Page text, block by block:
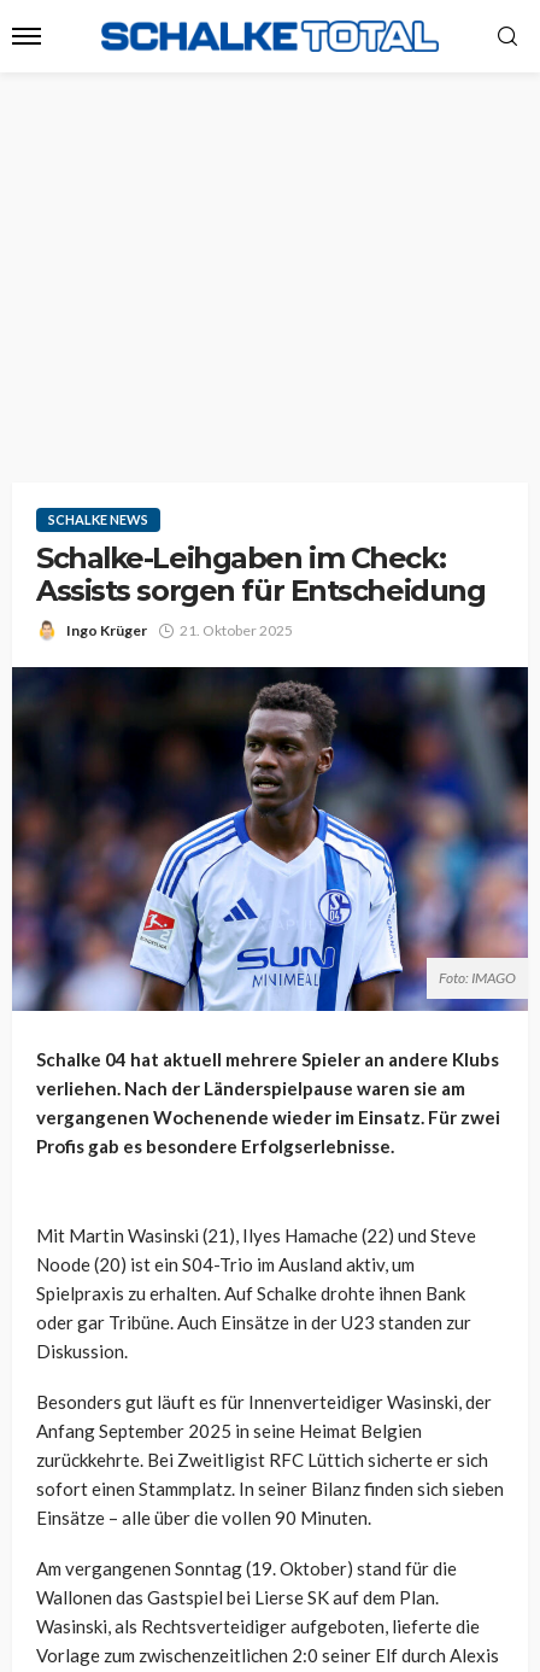
SCHALKE NEWS
Schalke-Leihgaben im Check:
Assists sorgen für Entscheidung
Ingo Krüger 21. Oktober 2025
Foto: IMAGO
Schalke 04 hat aktuell mehrere Spieler an andere Klubs
verliehen. Nach der Länderspielpause waren sie am
vergangenen Wochenende wieder im Einsatz. Für zwei
Profis gab es besondere Erfolgserlebnisse.
Mit Martin Wasinski (21), Ilyes Hamache (22) und Steve
Noode (20) ist ein S04-Trio im Ausland aktiv, um
Spielpraxis zu erhalten. Auf Schalke drohte ihnen Bank
oder gar Tribüne. Auch Einsätze in der U23 standen zur
Diskussion.
Besonders gut läuft es für Innenverteidiger Wasinski, der
Anfang September 2025 in seine Heimat Belgien
zurückkehrte. Bei Zweitligist RFC Lüttich sicherte er sich
sofort einen Stammplatz. In seiner Bilanz finden sich sieben
Einsätze – alle über die vollen 90 Minuten.
Am vergangenen Sonntag (19. Oktober) stand für die
Wallonen das Gastspiel bei Lierse SK auf dem Plan.
Wasinski, als Rechtsverteidiger aufgeboten, lieferte die
Vorlage zum zwischenzeitlichen 2:0 seiner Elf durch Alexis